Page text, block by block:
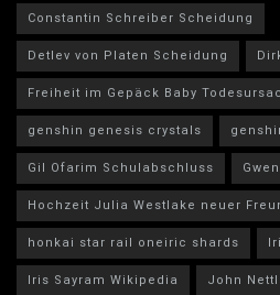
Constantin Schreiber Scheidung
Detlev von Platen Scheidung
Freiheit im Gepäck Baby
genshin genesis crystals
Gil Ofarim Schulabschluss
Hochzeit Julia Westlake neuer
honkai star rail oneiric shards
Iris Sayram Wikipedia
John